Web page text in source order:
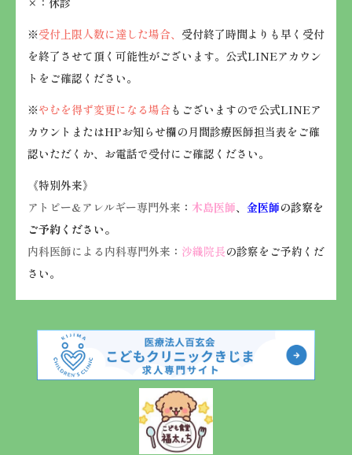
※受付上限人数に達した場合、 受付終了時間よりも早く受付
を終了させて頂く可能性がございます。公式LINEアカウン
トをご確認ください。
※やむを得ず変更になる場合 もございますので公式LINEア
カウントまたはHPお知らせ欄の月間診療医師担当表をご確
認いただくか、お電話で受付にご確認ください。
《特別外来》
アトピー&アレルギー専門外来 ： 木島医師、 金医師の診察を
ご予約ください。
内科医師による内科専門外来 ： 沙織院長の診察をご予約くだ
さい。